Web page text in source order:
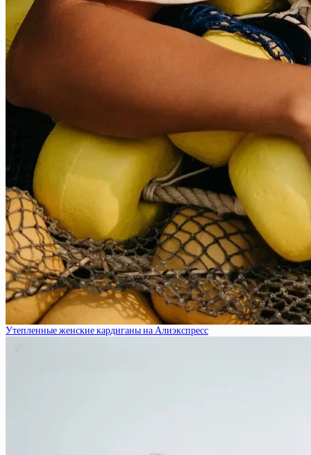
Утепленные женские кардиганы на Алиэкспресс